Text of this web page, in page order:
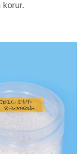
korur.